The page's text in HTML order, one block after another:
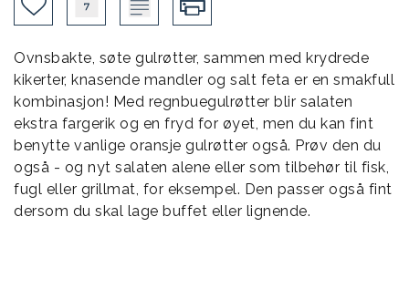
Ovnsbakte, søte gulrøtter, sammen med krydrede
kikerter, knasende mandler og salt feta er en smakfull
kombinasjon! Med regnbuegulrøtter blir salaten
ekstra fargerik og en fryd for øyet, men du kan fint
benytte vanlige oransje gulrøtter også. Prøv den du
også - og nyt salaten alene eller som tilbehør til fisk,
fugl eller grillmat, for eksempel. Den passer også fint
dersom du skal lage buffet eller lignende.